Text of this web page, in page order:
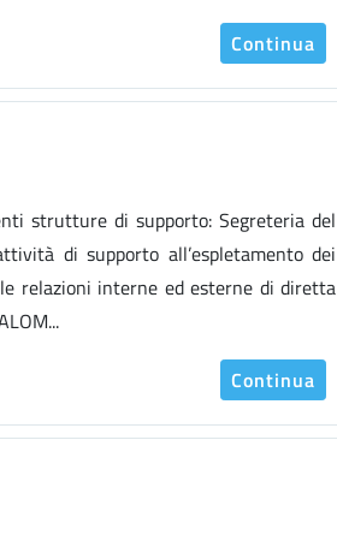
Continua
strutture di supporto: Segreteria del
di supporto all’espletamento dei
relazioni interne ed esterne di diretta
Continua